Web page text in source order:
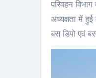
परिवहन
अध्यक्षता में
बस डिपो एवं